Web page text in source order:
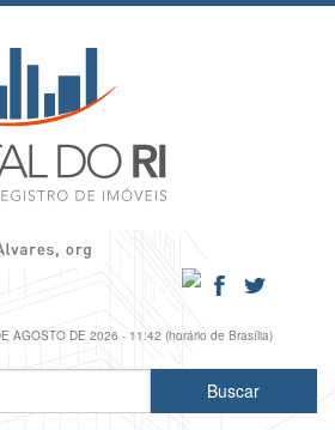
AGOSTO DE 2026 - 11:42 (horário de Brasília)